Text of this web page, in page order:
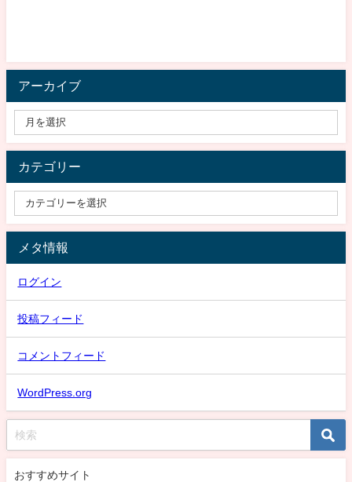
アーカイブ
カテゴリー
メタ情報
ログイン
投稿フィード
コメントフィード
WordPress.org
おすすめサイト